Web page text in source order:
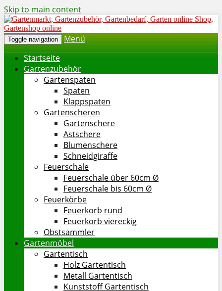
Skip to main content
Toggle navigation
Menü
Startseite
Gartenzubehör
Gartenspaten
Spaten
Klappspaten
Gartenscheren
Gartenschere
Astschere
Blumenschere
Schneidgiraffe
Feuerschale
Feuerschale über 60cm Ø
Feuerschale bis 60cm Ø
Feuerkörbe
Feuerkorb rund
Feuerkorb viereckig
Obstsammler
Gartenmöbel
Gartentisch
Holz Gartentisch
Metall Gartentisch
Kunststoff Gartentisch